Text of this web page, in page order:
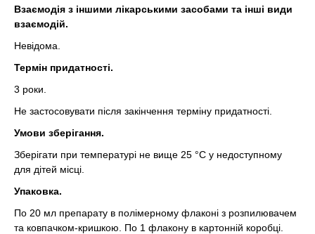
Взаємодія з іншими лікарськими засобами та інші види
взаємодій.
Невідома.
Термін придатності.
3 роки.
Не застосовувати після закінчення терміну придатності.
Умови зберігання.
Зберігати при температурі не вище 25 °C у недоступному
для дітей місці.
Упаковка.
По 20 мл препарату в полімерному флаконі з розпилювачем
та ковпачком-кришкою. По 1 флакону в картонній коробці.